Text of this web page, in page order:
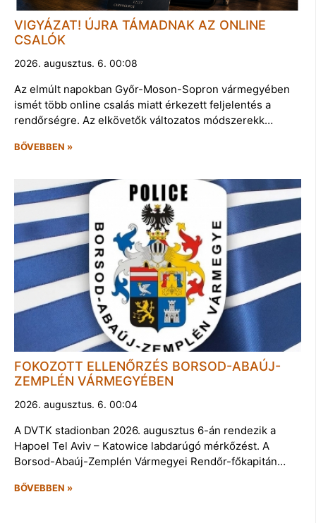
VIGYÁZAT! ÚJRA TÁMADNAK AZ ONLINE
CSALÓK
2026. augusztus. 6. 00:08
Az elmúlt napokban Győr-Moson-Sopron vármegyében
ismét több online csalás miatt érkezett feljelentés a
rendőrségre. Az elkövetők változatos módszerekk…
BŐVEBBEN »
FOKOZOTT ELLENŐRZÉS BORSOD-ABAÚJ-
ZEMPLÉN VÁRMEGYÉBEN
2026. augusztus. 6. 00:04
A DVTK stadionban 2026. augusztus 6-án rendezik a
Hapoel Tel Aviv – Katowice labdarúgó mérkőzést. A
Borsod-Abaúj-Zemplén Vármegyei Rendőr-főkapitán…
BŐVEBBEN »